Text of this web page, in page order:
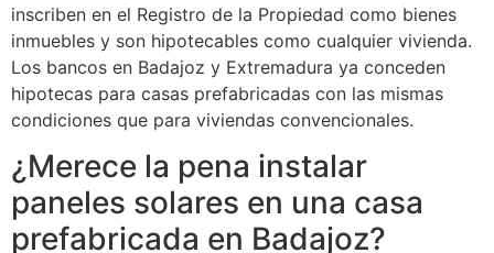
inscriben en el Registro de la Propiedad como bienes
inmuebles y son hipotecables como cualquier vivienda.
Los bancos en Badajoz y Extremadura ya conceden
hipotecas para casas prefabricadas con las mismas
condiciones que para viviendas convencionales.
¿Merece la pena instalar
paneles solares en una casa
prefabricada en Badajoz?